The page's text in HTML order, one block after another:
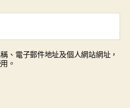
、電子郵件地址及個人網站網址，
。